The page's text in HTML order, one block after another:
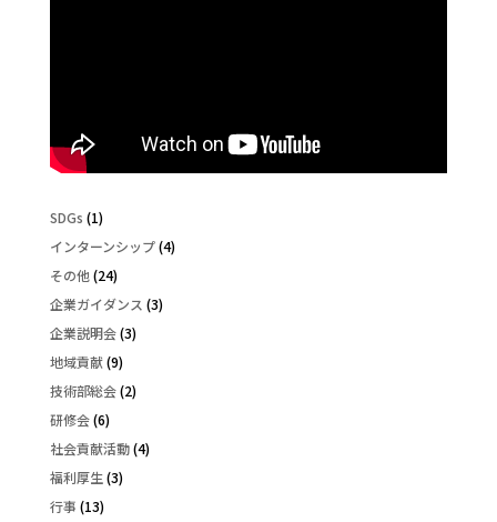
SDGs (1)
インターンシップ(4)
その他(24)
企業ガイダンス (3)
企業説明会(3)
地域貢献(9)
技術部総会(2)
研修会(6)
社会貢献活動(4)
福利厚生(3)
行事 (13)